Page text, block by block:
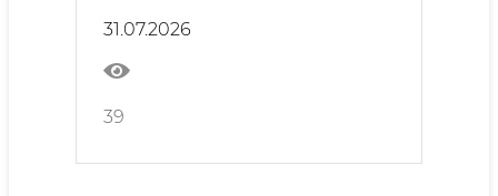
MAʼLUMOT (IYUL)
31.07.2026
39